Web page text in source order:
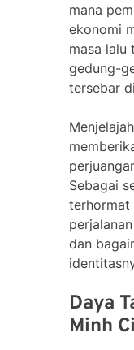
mana
ekonomi
masa lalu
gedung-
tersebar
Sebagai
terhormat
dan
Daya
Minh